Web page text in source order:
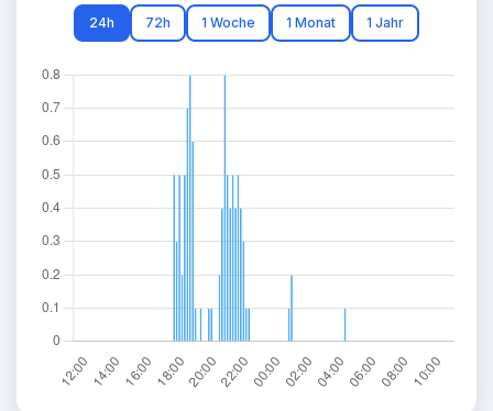
24h 72h 1 Woche 1 Monat 1 Jahr